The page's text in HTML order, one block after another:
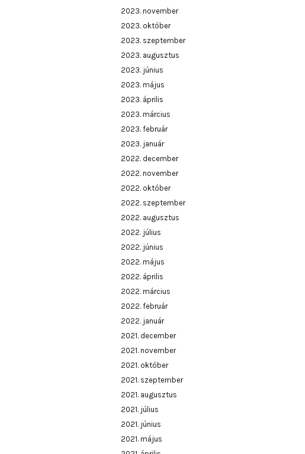
2023. november
2023. október
2023. szeptember
2023. augusztus
2023. június
2023. május
2023. április
2023. március
2023. február
2023. január
2022. december
2022. november
2022. október
2022. szeptember
2022. augusztus
2022. július
2022. június
2022. május
2022. április
2022. március
2022. február
2022. január
2021. december
2021. november
2021. október
2021. szeptember
2021. augusztus
2021. július
2021. június
2021. május